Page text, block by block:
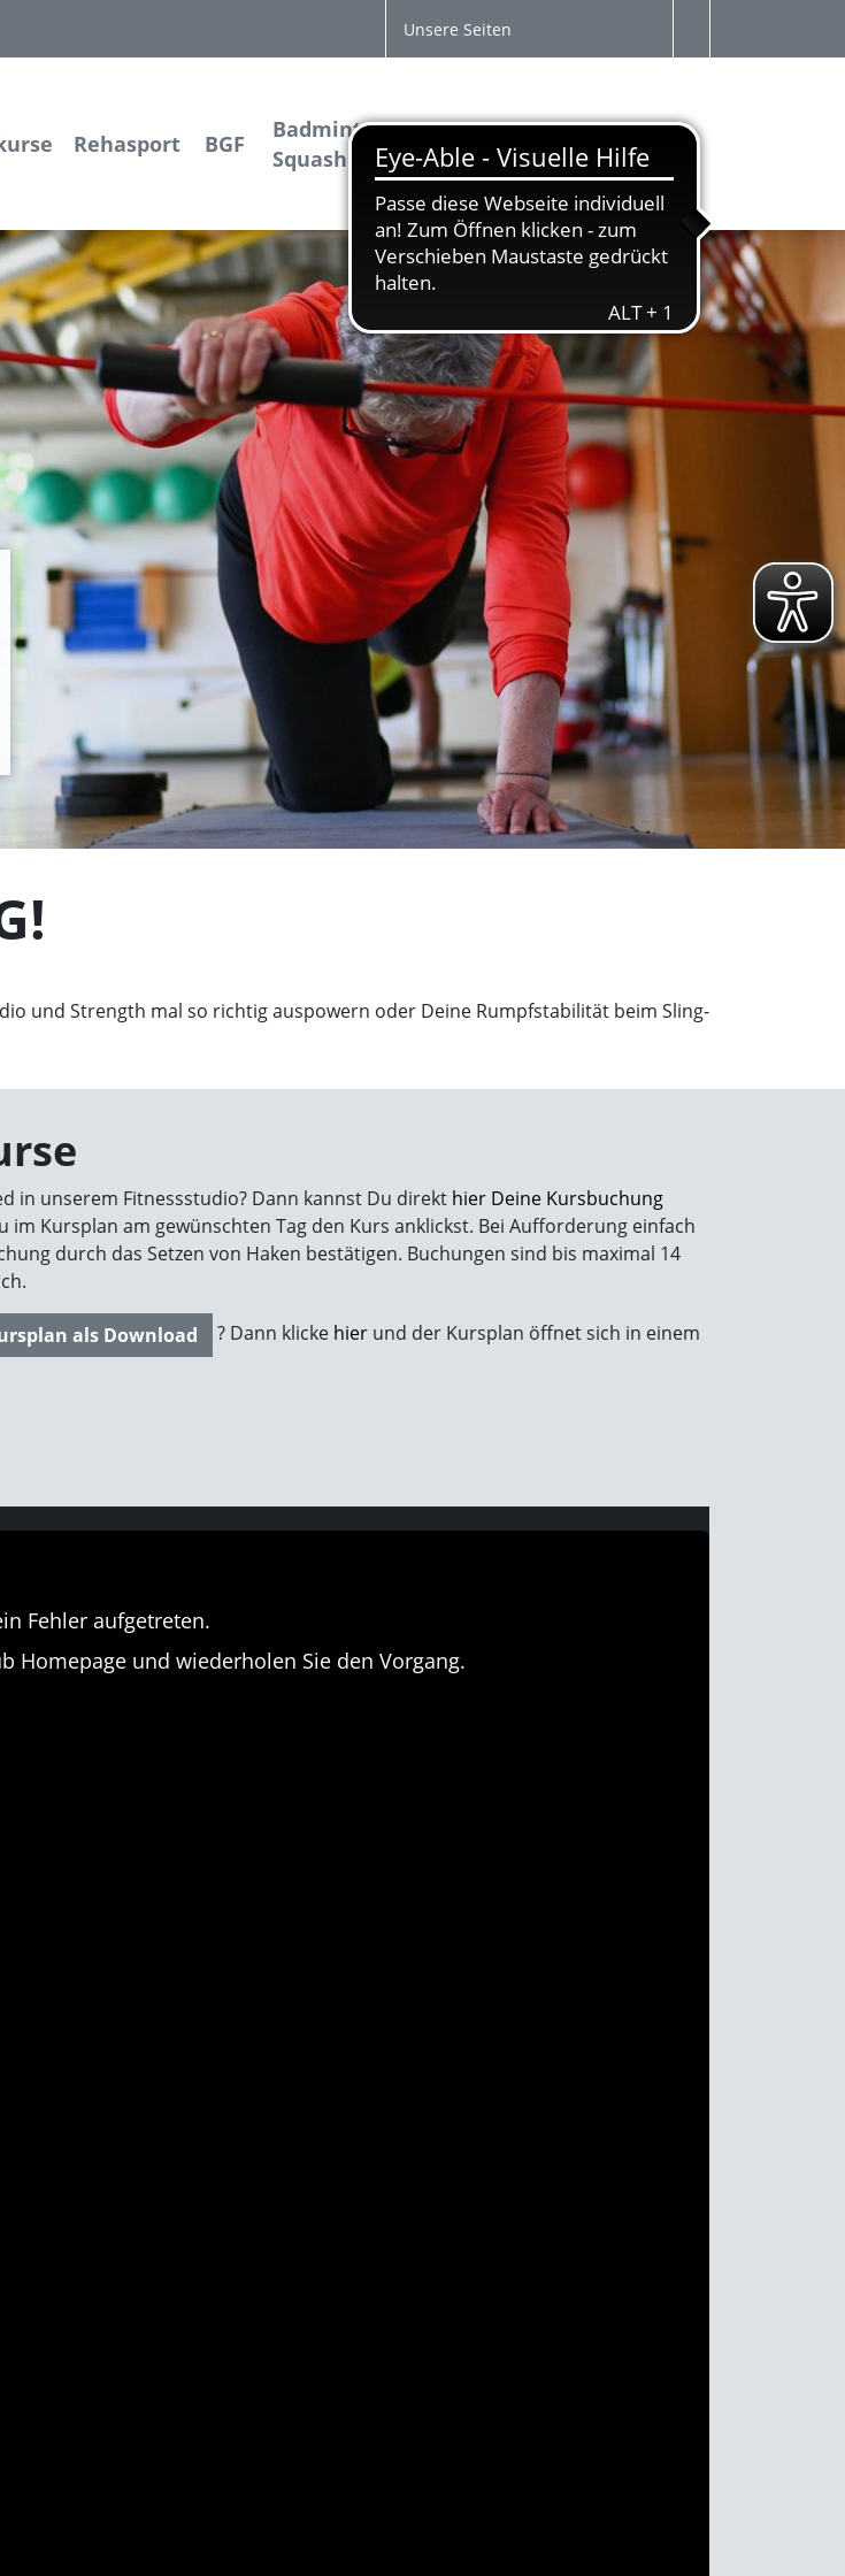
Unsere Seiten
Rehasport BGF
Badminton &
Squash
VitArena Service
und Strength mal so richtig auspowern oder Deine Rumpfstabilität beim Sling-
in unserem Fitnessstudio? Dann kannst Du direkt hier Deine Kursbuchung
im Kursplan am gewünschten Tag den Kurs anklickst. Bei Aufforderung einfach
durch das Setzen von Haken bestätigen. Buchungen sind bis maximal 14
als Download ? Dann klicke hier und der Kursplan öffnet sich in einem